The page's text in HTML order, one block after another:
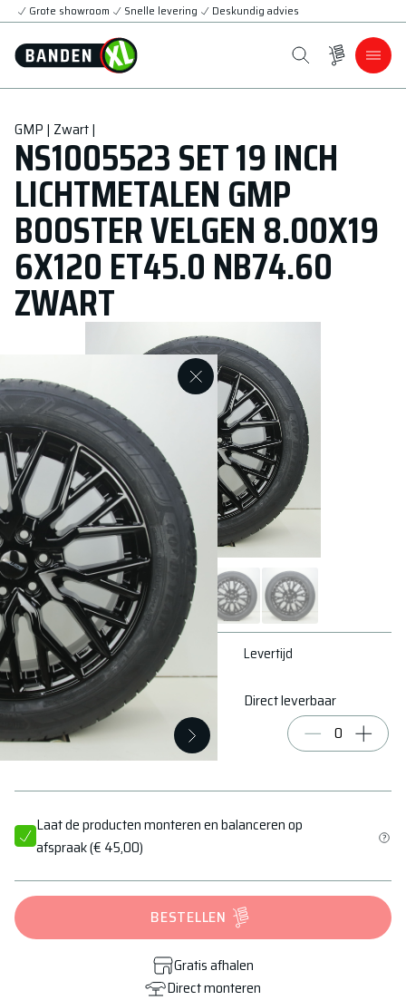
Grote showroom Snelle levering Deskundig advies
GMP | Zwart |
NS1005523 SET 19 INCH
LICHTMETALEN GMP
BOOSTER VELGEN 8.00X19
6X120 ET45.0 NB74.60
ZWART
Conditie # op voorraad Levertijd
Nieuw 4
Direct leverbaar
€ 232,05
Laat de producten monteren en balanceren op
afspraak(€ 45,00)
BESTELLEN
Gratis afhalen
Direct monteren